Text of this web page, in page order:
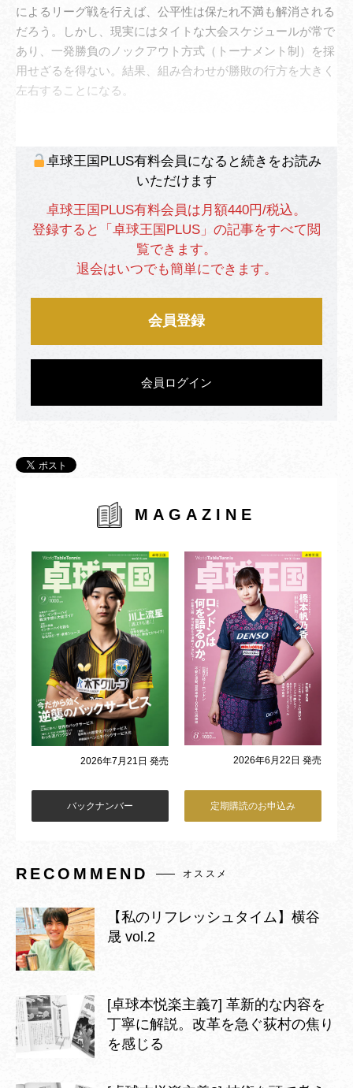
によるリーグ戦を行えば、公平性は保たれ不満も解消される
だろう。しかし、現実にはタイトな大会スケジュールが常で
あり、一発勝負のノックアウト方式（トーナメント制）を採
用せざるを得ない。結果、組み合わせが勝敗の行方を大きく
左右することになる。
卓球王国PLUS有料会員になると続きをお読み
いただけます
卓球王国PLUS有料会員は月額440円/税込。
登録すると「卓球王国PLUS」の記事をすべて閲
覧できます。
退会はいつでも簡単にできます。
会員登録
会員ログイン
MAGAZINE
2026年7月21日 発売 2026年6月22日 発売
バックナンバー 定期購読のお申込み
RECOMMEND オススメ
【私のリフレッシュタイム】横谷
晟 vol.2
[卓球本悦楽主義7] 革新的な内容を
丁寧に解説。改革を急ぐ荻村の焦り
を感じる